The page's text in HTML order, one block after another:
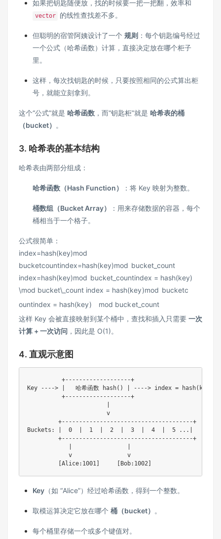
如果把钥匙随便放，找的时候要一把一把翻，效率和
vector 的线性查找差不多。
但聪明的宿管阿姨设计了一个 规则 ：每个钥匙编号经过
一个公式（哈希函数）计算，直接决定放在哪个柜子
里。
这样，每次找钥匙的时候，只要按照相同的公式算出柜
号，就能立刻拿到。
这个“公式”就是 哈希函数 ，而“钥匙柜”就是 哈希表的桶
（bucket） 。
3. 哈希表的基本结构
哈希表由两部分组成：
哈希函数（Hash Function） ：将 Key 映射为整数。
桶数组（Bucket Array）
：用来存储数据的容器，每个
桶相当于一个格子。
公式很简单：
index=hash(key)mod
bucketcountindex=hash(key)mod bucket_count
index=hash(key)mod bucket_countindex = hash(key)
\mod bucket\_count index = hash(key)mod bucketc
ountindex = hash(key) mod bucket_ count
这样 Key 会被直接映射到某个桶中，查找和插入只需要 一次
计算 + 一次访问 ，因此是 O(1)。
4. 直观示意图
          +-------------------+
Key ----> |   哈希函数 hash() | ----> index = hash(key) %
          +-------------------+
                       v
         +--------------------------------------+
Buckets: |  0  |  1  |  2  |  3  |  4  |  5 ...|
         +--------------------------------------+
            v                v
Key （如 “Alice”）经过哈希函数，得到一个整数。
取模运算决定它放在哪个 桶（bucket） 。
每个桶里存储一个或多个键值对。